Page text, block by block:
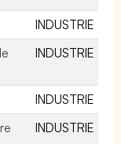
INDUSTRIE
INDUSTRIE
INDUSTRIE
INDUSTRIE